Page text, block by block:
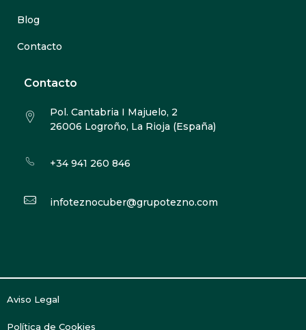
Blog
Contacto
Contacto
Pol. Cantabria I Majuelo, 2
26006 Logroño, La Rioja (España)
+34 941 260 846
infoteznocuber@grupotezno.com
Aviso Legal
Política de Cookies